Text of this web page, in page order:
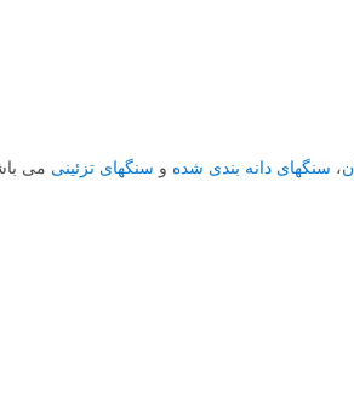
، سنگهای دانه بندی شده و سنگهای تزئینی می